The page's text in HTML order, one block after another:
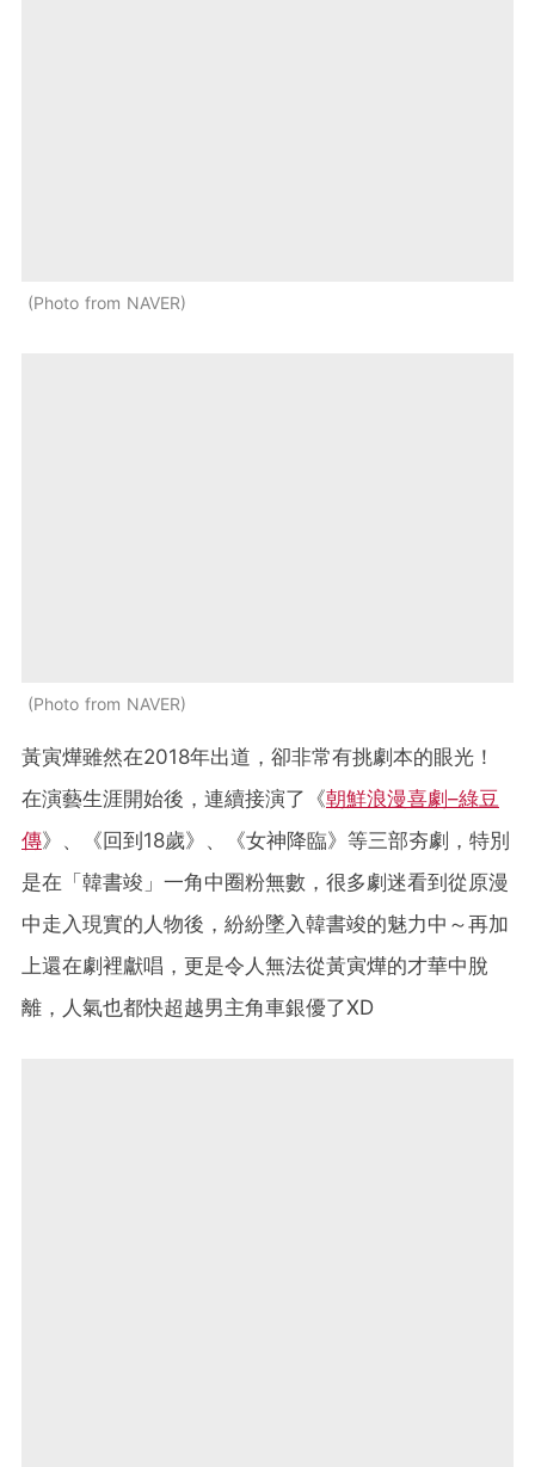
Photo from NAVER
Photo from NAVER
黃寅燁雖然在2018年出道，卻非常有挑劇本的眼光！
在演藝生涯開始後，連續接演了 《朝鮮浪漫喜劇–綠豆
傳》、《回到18歲》、《女神降臨》等三部夯劇，特別
是在「韓書竣」一角中圈粉無數，很多劇迷看到從原漫
中走入現實的人物後，紛紛墜入韓書竣的魅力中～再加
上還在劇裡獻唱，更是令人無法從黃寅燁的才華中脫
離， 人氣也都快超越男主角車銀優了XD